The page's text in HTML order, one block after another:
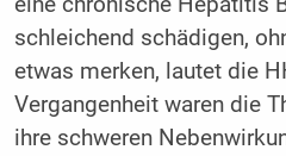
schleichend schädigen,
etwas merken, lautet die
Vergangenheit waren die
ihre schweren